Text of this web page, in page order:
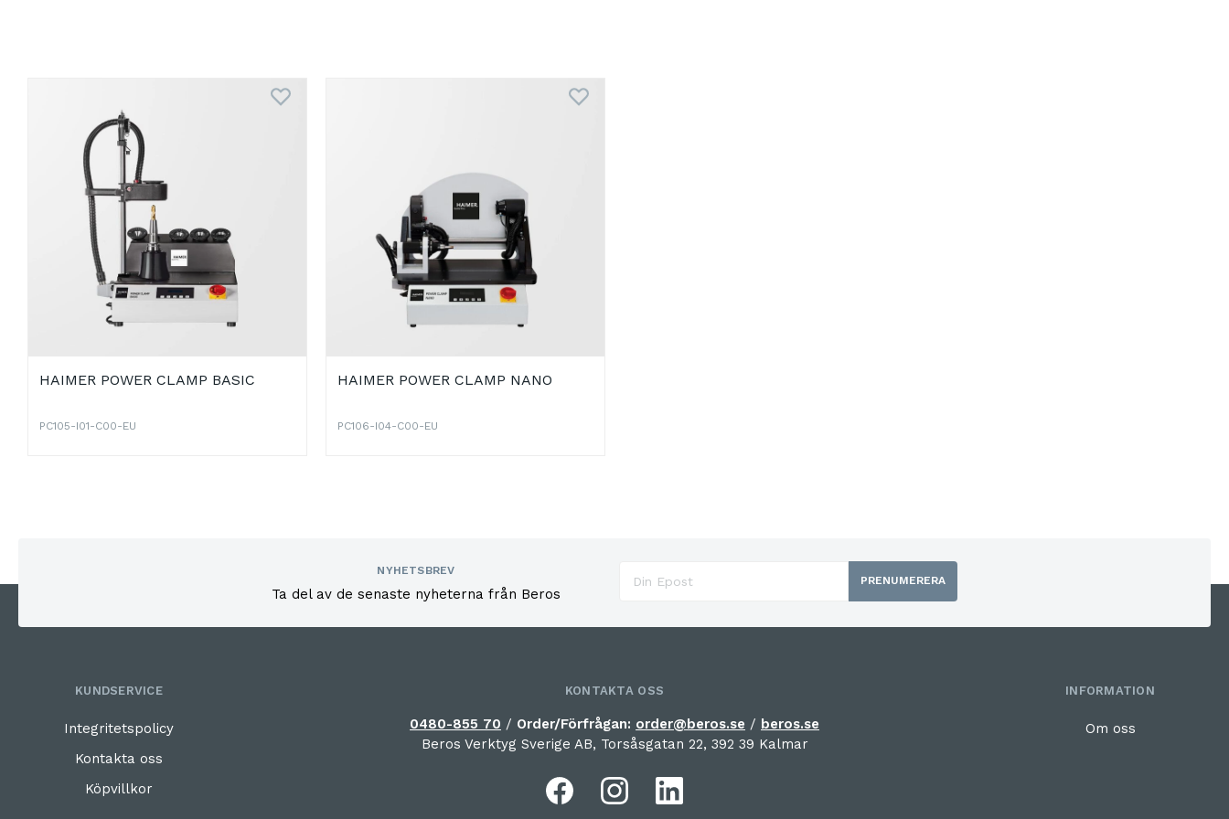
HAIMER POWER CLAMP BASIC
PC105-I01-C00-EU
HAIMER POWER CLAMP NANO
PC106-I04-C00-EU
NYHETSBREV
Ta del av de senaste nyheterna från Beros
PRENUMERERA
KUNDSERVICE
Integritetspolicy
Kontakta oss
Köpvillkor
INFORMATION
Om oss
KONTAKTA OSS
0480-855 70 / Order/Förfrågan: order@beros.se / beros.se
Beros Verktyg Sverige AB, Torsåsgatan 22, 392 39 Kalmar